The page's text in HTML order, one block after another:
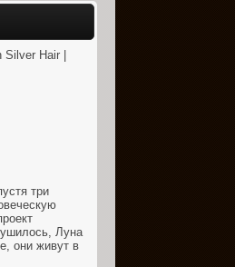
Hair |
три
Луна
они живут в